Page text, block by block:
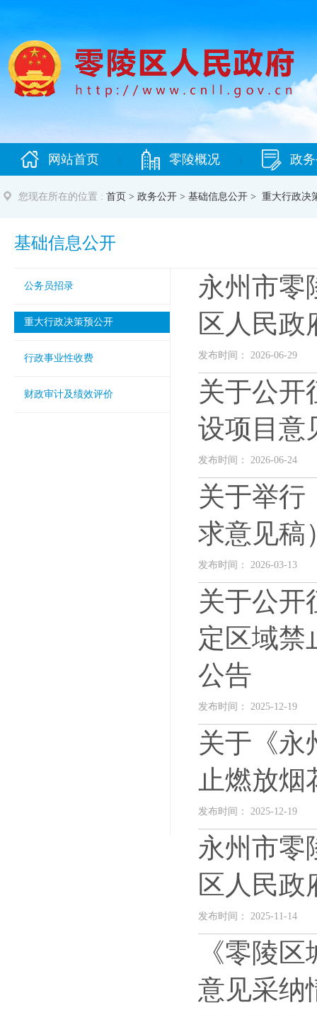
网站首页 零陵概况 政
您现在所在的位置 : 首页 > 政务公开 > 基础信息公开 > 重大行政决
基础信息公开
公务员招录
重大行政决策预公开
行政事业性收费
财政审计及绩效评价
永州市零
区人民政
发布时间： 2026-06-29
关于公开
设项目意
发布时间： 2026-06-24
关于举行
求意见稿
发布时间： 2026-03-13
关于公开
定区域禁
公告
发布时间： 2025-12-19
关于《永
止燃放
发布时间： 2025-12-19
永州市零
区人民政
发布时间： 2025-11-14
《零陵
意见采纳